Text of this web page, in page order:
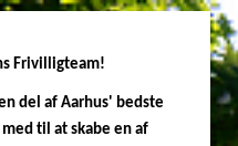
Frivilligteam!
del af Aarhus' bedste
til at skabe en af